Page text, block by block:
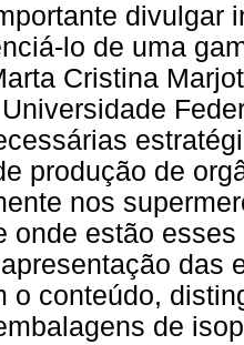
divulgar
lo de uma
Cristina
produção de
nos
onde estão
das
o conteúdo,
de